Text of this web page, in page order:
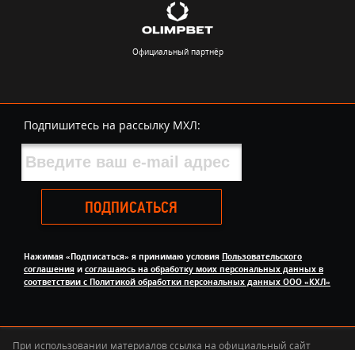
Официальный партнёр
Подпишитесь на рассылку МХЛ:
ПОДПИСАТЬСЯ
Нажимая «Подписаться» я принимаю условия Пользовательского
соглашения и соглашаюсь на обработку моих персональных данных в
соответствии с Политикой обработки персональных данных ООО «КХЛ»
При использовании материалов ссылка на официальный сайт